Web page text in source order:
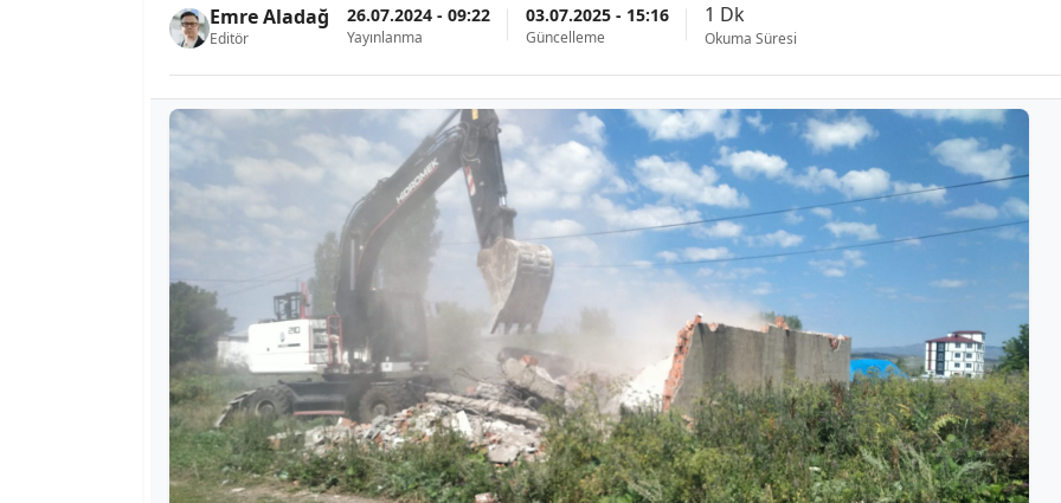
Emre Aladağ
Editör
26.07.2024 - 09:22
Yayınlanma
03.07.2025 - 15:16
Güncelleme
1 Dk
Okuma Süresi